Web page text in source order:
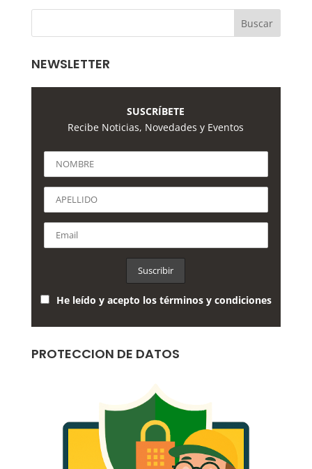
NEWSLETTER
SUSCRÍBETE
Recibe Noticias, Novedades y Eventos
He leído y acepto los términos y condiciones
PROTECCION DE DATOS